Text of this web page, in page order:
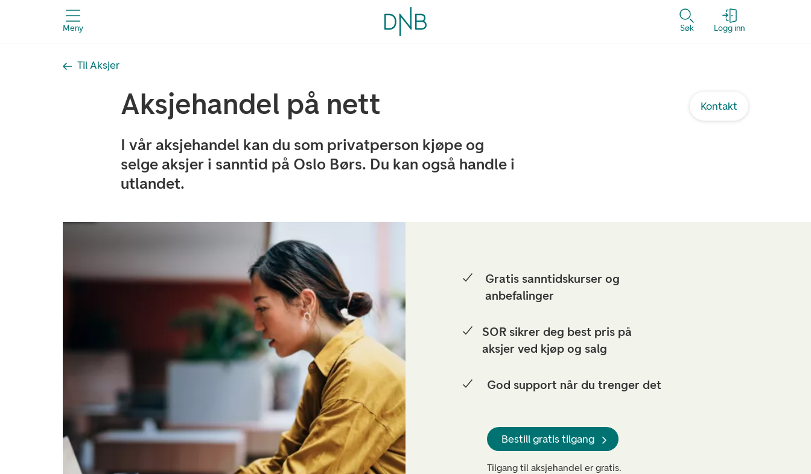
Meny Søk Logg inn
Til Aksjer
Kontakt
Aksjehandel på nett
I vår aksjehandel kan du som privatperson kjøpe og
selge aksjer i sanntid på Oslo Børs. Du kan også handle i
utlandet.
Gratis sanntidskurser og
anbefalinger
SOR sikrer deg best pris på
aksjer ved kjøp og salg
God support når du trenger det
Bestill gratis tilgang
Tilgang til aksjehandel er gratis.